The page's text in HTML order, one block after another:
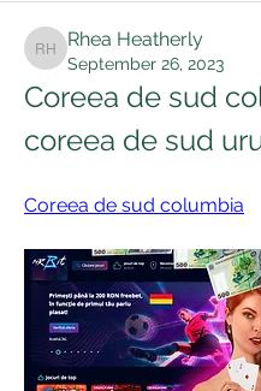
Rhea Heatherly
Rhea Heatherly
September 26, 2023
Coreea de sud
coreea de sud
Coreea de sud columbia